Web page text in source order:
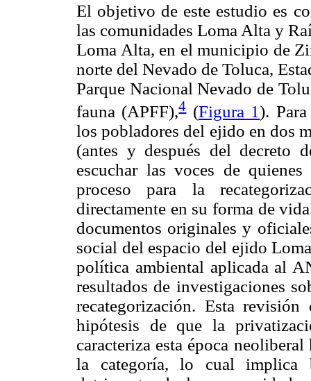
El objetivo de este estudio es
las comunidades Loma Alta y
Loma Alta, en el municipio de
norte del Nevado de Toluca,
Parque Nacional Nevado de
fauna (APFF),4(Figura 1).
los pobladores del ejido en dos
(antes y después del decreto
escuchar las voces de
proceso para la
directamente en su forma de
documentos originales y
social del espacio del ejido
política ambiental aplicada al
resultados de investigaciones
recategorización. Esta
hipótesis de que la
caracteriza esta época
la categoría, lo cual implica